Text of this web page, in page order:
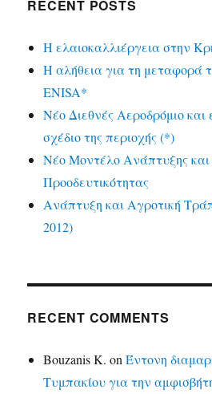
RECENT POSTS
Η ελαιοκαλλιέργεια στην
Η αλήθεια για τη μεταφορά
ENISA*
Νέο Διεθνές Αεροδρόμιο και
σχέδιο της περιοχής (*)
Νέο Μοντέλο Ανάπτυξης
Προοδευτικότητας
Ανάπτυξη και Αγροτική
2012)
RECENT COMMENTS
Bouzanis K. onΈντονη
Τυμπακίου για την